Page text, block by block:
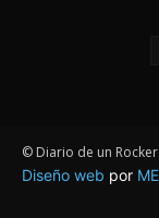
© Diario de un
Diseño web por